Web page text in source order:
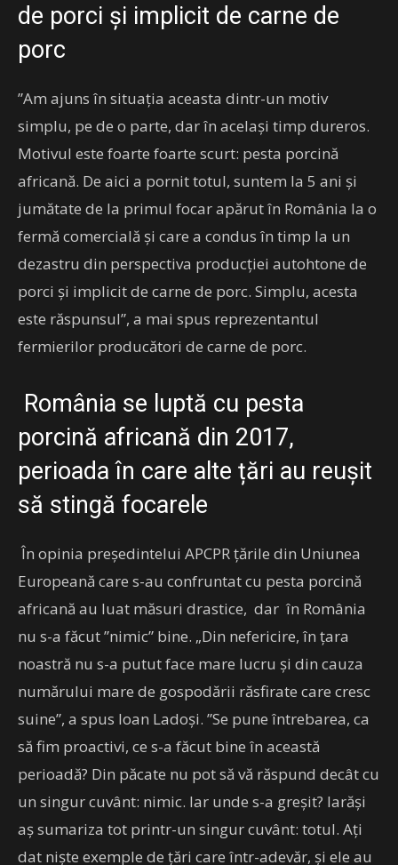
de porci și implicit de carne de
porc
”Am ajuns în situația aceasta dintr-un motiv
simplu, pe de o parte, dar în același timp dureros.
Motivul este foarte foarte scurt: pesta porcină
africană. De aici a pornit totul, suntem la 5 ani și
jumătate de la primul focar apărut în România la o
fermă comercială și care a condus în timp la un
dezastru din perspectiva producției autohtone de
porci și implicit de carne de porc. Simplu, acesta
este răspunsul”, a mai spus reprezentantul
fermierilor producători de carne de porc.
România se luptă cu pesta
porcină africană din 2017,
perioada în care alte țări au reușit
să stingă focarele
În opinia președintelui APCPR țările din Uniunea
Europeană care s-au confruntat cu pesta porcină
africană au luat măsuri drastice, dar în România
nu s-a făcut ”nimic” bine. „Din nefericire, în țara
noastră nu s-a putut face mare lucru și din cauza
numărului mare de gospodării răsfirate care cresc
suine”, a spus Ioan Ladoși. ”Se pune întrebarea, ca
să fim proactivi, ce s-a făcut bine în această
perioadă? Din păcate nu pot să vă răspund decât cu
un singur cuvânt: nimic. Iar unde s-a greșit? Iarăși
aș sumariza tot printr-un singur cuvânt: totul. Ați
dat niște exemple de țări care într-adevăr, și ele au